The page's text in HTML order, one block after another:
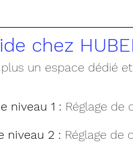
chez
un espace dédié
niveau 1 : Réglage
niveau 2 : Réglage de